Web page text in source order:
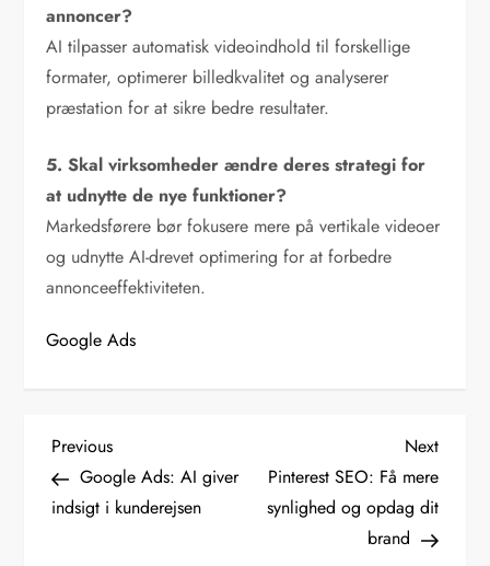
annoncer?
AI tilpasser automatisk videoindhold til forskellige
formater, optimerer billedkvalitet og analyserer
præstation for at sikre bedre resultater.
5. Skal virksomheder ændre deres strategi for
at udnytte de nye funktioner?
Markedsførere bør fokusere mere på vertikale videoer
og udnytte AI-drevet optimering for at forbedre
annonceeffektiviteten.
Google Ads
I
n
d
Previous
Post
Previous
Google Ads: AI giver
indsigt i kunderejsen
Next
Post
Next
Pinterest SEO: Få mere
synlighed og opdag dit
brand